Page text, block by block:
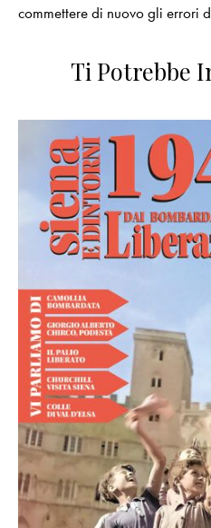
commettere di nuovo gli errori
Ti Potrebbe